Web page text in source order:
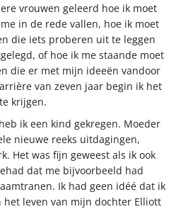
vrouwen geleerd hoe ik moet
in de rede vallen, hoe ik moet
die iets proberen uit te leggen
of hoe ik me staande moet
die er met mijn ideeën vandoor
van zeven jaar begin ik het
krijgen.
ik een kind gekregen. Moeder
nieuwe reeks uitdagingen,
Het was fijn geweest als ik ook
dat me bijvoorbeeld had
Ik had geen idéé dat ik
het leven van mijn dochter Elliott